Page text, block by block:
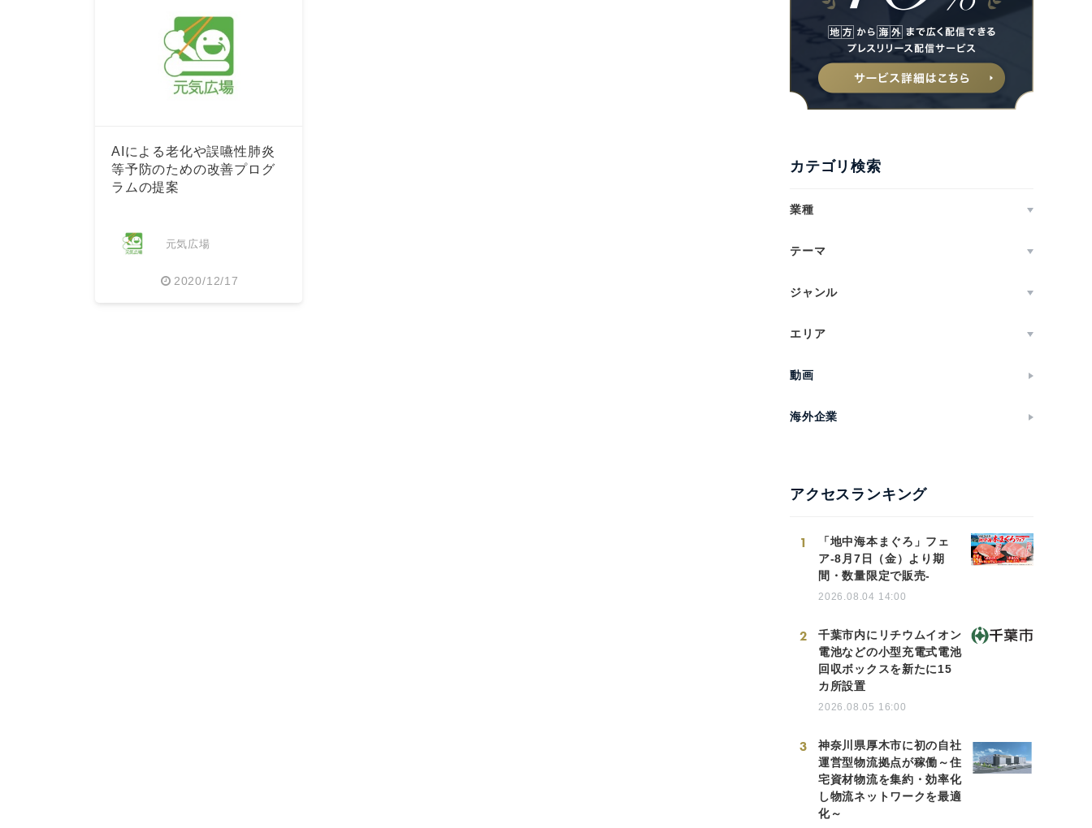
AIによる老化や誤嚥性肺炎
等予防のための改善プログ
ラムの提案
元気広場
2020/12/17
カテゴリ検索
業種
テーマ
ジャンル
エリア
動画
海外企業
アクセスランキング
1
「地中海本まぐろ」フェ
ア-8月7日（金）より期
間・数量限定で販売-
2026.08.04 14:00
2
千葉市内にリチウムイオン
電池などの小型充電式電池
回収ボックスを新たに15
カ所設置
2026.08.05 16:00
3
神奈川県厚木市に初の自社
運営型物流拠点が稼働～住
宅資材物流を集約・効率化
し物流ネットワークを最適
化～